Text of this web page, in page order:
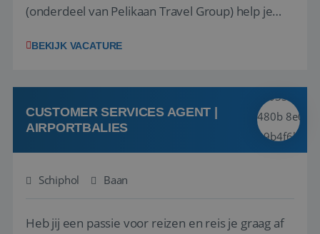
(onderdeel van Pelikaan Travel Group) help je
vinden. Samen maken we van elke reis een
hebt in de reisbranche of j...
BEKIJK VACATURE
CUSTOMER SERVICES AGENT |
AIRPORTBALIES
Schiphol Baan
Heb jij een passie voor reizen en reis je graag af